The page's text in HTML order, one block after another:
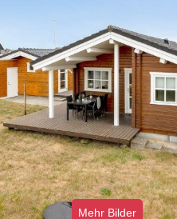
Mehr Bilder